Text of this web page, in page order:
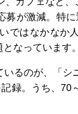
募が激減。特
ではなかな
なっています。
るのが、「
録。うち、